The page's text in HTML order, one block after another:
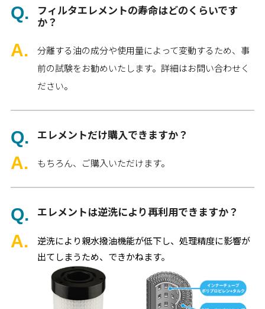
フィルタエレメントの寿命はどのくらいです
か？
分離する油の成分や使用量によって変動するため、事
前の試験をお勧めいたします。詳細はお問い合わせく
ださい。
エレメントだけ購入できますか？
もちろん、ご購入いただけます。
エレメントは逆洗により再利用できますか？
逆洗により親水撥油機能が低下し、処理精度に影響が
出てしまうため、できかねます。